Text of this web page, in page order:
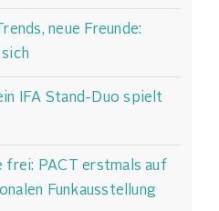
neue Freunde:
IFA Stand-Duo spielt
frei: PACT erstmals auf
Funkausstellung